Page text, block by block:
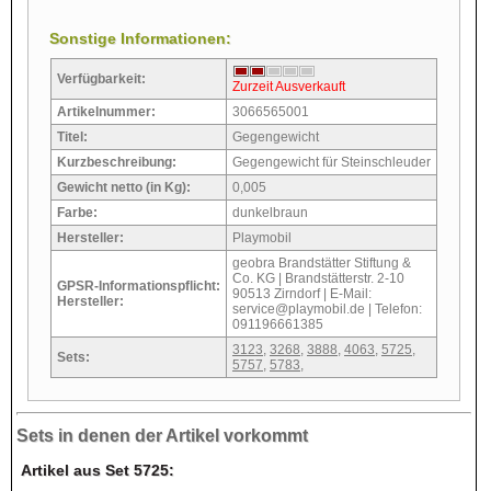
Sonstige Informationen:
Verfügbarkeit:
Zurzeit Ausverkauft
Artikelnummer:
3066565001
Titel:
Gegengewicht
Kurzbeschreibung:
Gegengewicht für Steinschleuder
Gewicht netto (in Kg):
0,005
Farbe:
dunkelbraun
Hersteller:
Playmobil
GPSR-Informationspflicht:
Hersteller:
geobra Brandstätter Stiftung &
Co. KG | Brandstätterstr. 2-10
90513 Zirndorf | E-Mail:
service@playmobil.de | Telefon:
091196661385
Sets: 3123 3268 3888 4063 5725
5757 5783
Sets in denen der Artikel vorkommt
Artikel aus Set 5725: